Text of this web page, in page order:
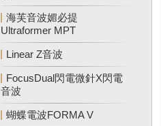
海芙音波媚必提
Ultraformer MPT
Linear Z音波
FocusDual閃電微針X閃電
音波
蝴蝶電波FORMA V